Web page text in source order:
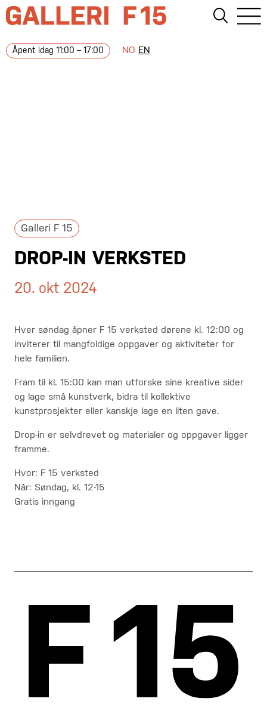
Åpent idag 11:00 – 17:00 NO EN
Galleri F 15
DROP-IN VERKSTED
20. okt 2024
Hver søndag åpner F 15 verksted dørene kl. 12:00 og
inviterer til mangfoldige oppgaver og aktiviteter for
hele familien.
Fram til kl. 15:00 kan man utforske sine kreative sider
og lage små kunstverk, bidra til kollektive
kunstprosjekter eller kanskje lage en liten gave.
Drop-in er selvdrevet og materialer og oppgaver ligger
framme.
Hvor: F 15 verksted
Når: Søndag, kl. 12-15
Gratis inngang